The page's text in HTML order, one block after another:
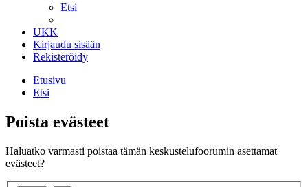
Etsi
UKK
Kirjaudu sisään
Rekisteröidy
Etusivu
Etsi
Poista evästeet
Haluatko varmasti poistaa tämän keskustelufoorumin asettamat
evästeet?